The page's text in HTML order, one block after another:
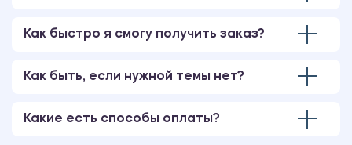
Как быстро я смогу получить заказ?
Как быть, если нужной темы нет?
Какие есть способы оплаты?